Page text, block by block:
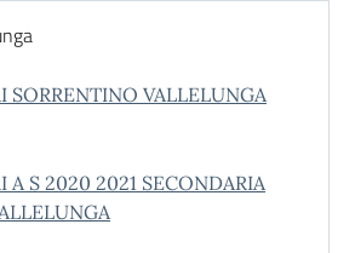
SORRENTINO VALLELUNGA
A S 2020 2021 SECONDARIA